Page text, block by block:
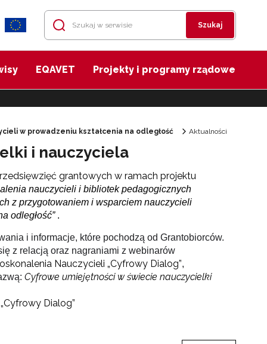
Szukaj
EQAVET Projekty i programy rządowe
w prowadzeniu kształcenia na odległość Aktualności
i nauczyciela
grantowych w ramach projektu
nauczycieli i bibliotek pedagogicznych
z przygotowaniem i wsparciem nauczycieli
odległość”.
i informacje, które pochodzą od Grantobiorców.
z relacją oraz nagraniami z webinarów
Nauczycieli „Cyfrowy Dialog”,
Cyfrowe umiejętności w świecie nauczycielki
Dialog”